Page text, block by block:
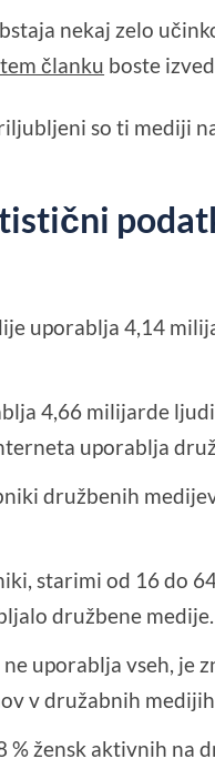
nekaj zelo
članku boste
so ti mediji
uporablja 4,14
4,66 milijarde
uporablja
družbenih
starimi od 16 do
družbene medije.
uporablja vseh, je
v družabnih medijih.
% žensk aktivnih na